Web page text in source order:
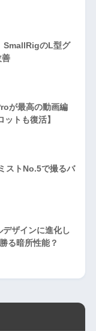
SmallRigのL型グ
善
が最高の動画編
トも復活】
ストNo.5で撮るバ
ザインに進化し
る暗所性能？